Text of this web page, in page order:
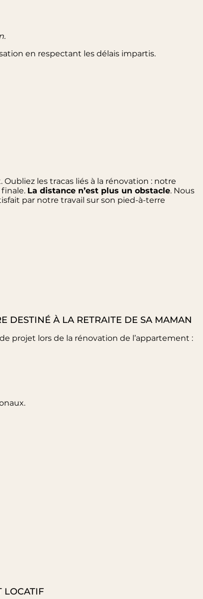
en respectant les délais impartis.
les tracas liés à la rénovation : notre
finale. La distance n’est plus un obstacle. Nous
par notre travail sur son pied-à-terre
DESTINÉ À LA RETRAITE DE SA MAMAN
projet lors de la rénovation de l’appartement :
LOCATIF